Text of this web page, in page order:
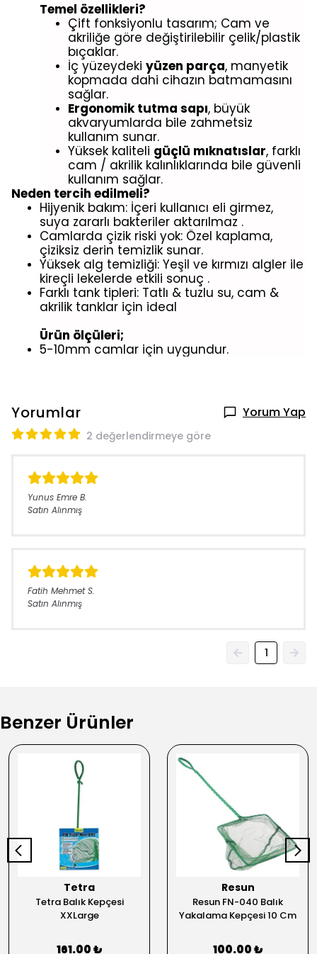
Temel özellikleri?
Çift fonksiyonlu tasarım; Cam ve
akriliğe göre değiştirilebilir çelik/plastik
bıçaklar.
İç yüzeydeki yüzen parça, manyetik
kopmada dahi cihazın batmamasını
sağlar.
Ergonomik tutma sapı, büyük
akvaryumlarda bile zahmetsiz
kullanım sunar.
Yüksek kaliteli güçlü mıknatıslar, farklı
cam / akrilik kalınlıklarında bile güvenli
kullanım sağlar.
Neden tercih edilmeli?
Hijyenik bakım: İçeri kullanıcı eli girmez,
suya zararlı bakteriler aktarılmaz .
Camlarda çizik riski yok: Özel kaplama,
çiziksiz derin temizlik sunar.
Yüksek alg temizliği: Yeşil ve kırmızı algler ile
kireçli lekelerde etkili sonuç .
Farklı tank tipleri: Tatlı & tuzlu su, cam &
akrilik tanklar için ideal
Ürün ölçüleri;
5-10mm camlar için uygundur.
Yorumlar Yorum Yap
2 değerlendirmeye göre
Yunus Emre B.
Satın Alınmış
Fatih Mehmet S.
Satın Alınmış
1
Benzer Ürünler
Tetra
Tetra Balık Kepçesi
XXLarge
161.00 ₺
Resun
Resun FN-040 Balık
Yakalama Kepçesi 10 Cm
100.00 ₺